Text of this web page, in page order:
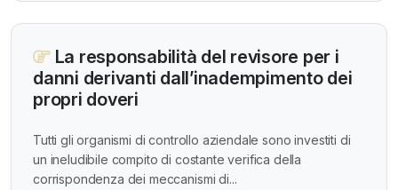
La responsabilità del revisore per i
danni derivanti dall’inadempimento dei
propri doveri
Tutti gli organismi di controllo aziendale sono investiti di
un ineludibile compito di costante verifica della
corrispondenza dei meccanismi di...